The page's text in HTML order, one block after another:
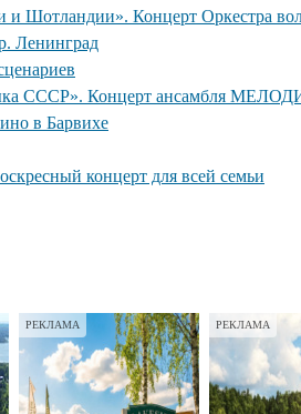
и Шотландии». Концерт Оркестра
Ленинград
СССР». Концерт ансамбля
в Барвихе
концерт для всей семьи
РЕКЛАМА РЕКЛАМА